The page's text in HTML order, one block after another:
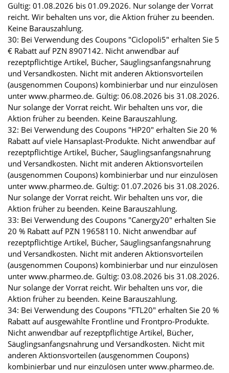
Gültig: 01.08.2026 bis 01.09.2026. Nur solange der Vorrat
reicht. Wir behalten uns vor, die Aktion früher zu beenden.
Keine Barauszahlung.
30: Bei Verwendung des Coupons "Ciclopoli5" erhalten Sie 5
€ Rabatt auf PZN 8907142. Nicht anwendbar auf
rezeptpflichtige Artikel, Bücher, Säuglingsanfangsnahrung
und Versandkosten. Nicht mit anderen Aktionsvorteilen
(ausgenommen Coupons) kombinierbar und nur einzulösen
unter www.pharmeo.de. Gültig: 06.08.2026 bis 31.08.2026.
Nur solange der Vorrat reicht. Wir behalten uns vor, die
Aktion früher zu beenden. Keine Barauszahlung.
32: Bei Verwendung des Coupons "HP20" erhalten Sie 20 %
Rabatt auf viele Hansaplast-Produkte. Nicht anwendbar auf
rezeptpflichtige Artikel, Bücher, Säuglingsanfangsnahrung
und Versandkosten. Nicht mit anderen Aktionsvorteilen
(ausgenommen Coupons) kombinierbar und nur einzulösen
unter www.pharmeo.de. Gültig: 01.07.2026 bis 31.08.2026.
Nur solange der Vorrat reicht. Wir behalten uns vor, die
Aktion früher zu beenden. Keine Barauszahlung.
33: Bei Verwendung des Coupons "Canergy20" erhalten Sie
20 % Rabatt auf PZN 19658110. Nicht anwendbar auf
rezeptpflichtige Artikel, Bücher, Säuglingsanfangsnahrung
und Versandkosten. Nicht mit anderen Aktionsvorteilen
(ausgenommen Coupons) kombinierbar und nur einzulösen
unter www.pharmeo.de. Gültig: 03.08.2026 bis 31.08.2026.
Nur solange der Vorrat reicht. Wir behalten uns vor, die
Aktion früher zu beenden. Keine Barauszahlung.
34: Bei Verwendung des Coupons "FTL20" erhalten Sie 20 %
Rabatt auf ausgewählte Frontline und Frontpro-Produkte.
Nicht anwendbar auf rezeptpflichtige Artikel, Bücher,
Säuglingsanfangsnahrung und Versandkosten. Nicht mit
anderen Aktionsvorteilen (ausgenommen Coupons)
kombinierbar und nur einzulösen unter www.pharmeo.de.